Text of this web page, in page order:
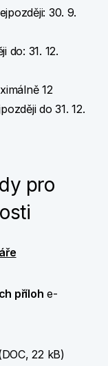
30. 9.
do: 31. 12.
12
do 31. 12.
pro
příloh e-
22 kB)